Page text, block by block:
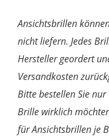
Ansichtsbrillen
nicht liefern. Jedes
Hersteller geordert
Versandkosten
Bitte bestellen Sie
Brille wirklich
für Ansichtsbrillen je